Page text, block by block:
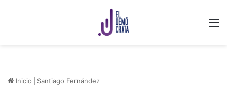
Inicio Santiago Fernández